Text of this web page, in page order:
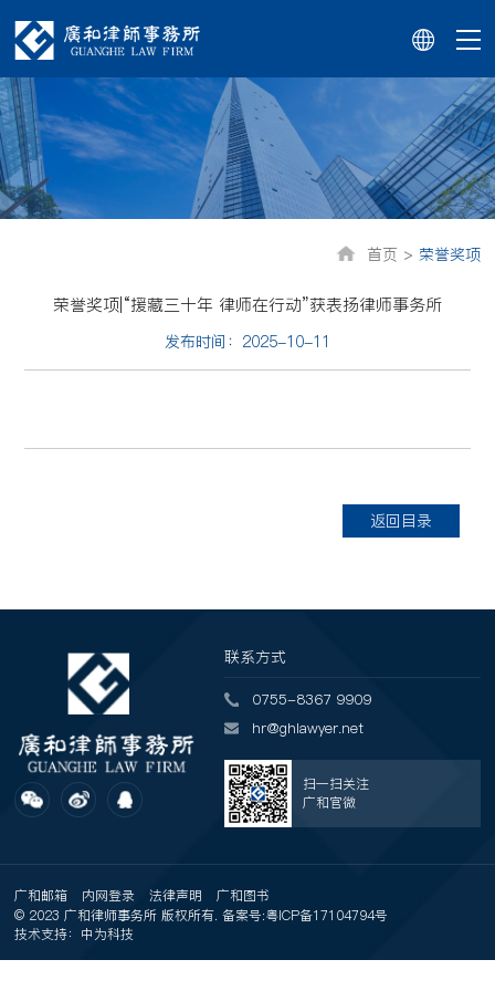
首页 > 荣誉奖项
荣誉奖项|“援藏三十年 律师在行动”获表扬律师事务所
发布时间：2025-10-11
返回目录
联系方式
0755-8367 9909
hr@ghlawyer.net
扫一扫关注
广和官微
广和邮箱 内网登录 法律声明
广和图书
© 2023 广和律师事务所 版权所有. 备案号:粤ICP备17104794号
技术支持：中为科技